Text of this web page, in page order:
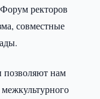
ректоров
совместные
позволяют нам